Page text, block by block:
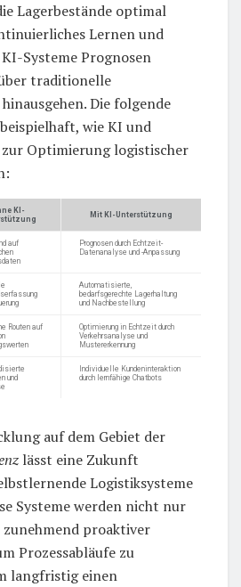
Lagerbestände optimal
Lernen und
Systeme Prognosen
traditionelle
Die folgende
wie KI und
Optimierung logistischer
KI-
Mit KI-Unterstützung
auf
Prognosen durch Echtzeit-
Datenanalyse und -Anpassung
Automatisierte,
bedarfsgerechte Lagerhaltung
und Nachbestellung
Routen auf
Optimierung in Echtzeit durch
Verkehrsanalyse und
Mustererkennung
und
Individuelle Kundeninteraktion
durch lernfähige Chatbots
auf dem Gebiet der
lässt eine Zukunft
Logistiksysteme
Systeme werden nicht nur
proaktiver
Prozessabläufe zu
langfristig einen